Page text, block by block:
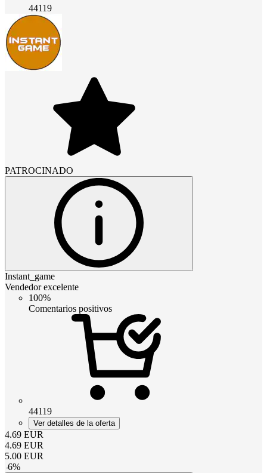
44119
PATROCINADO
Instant_game
Vendedor excelente
100%
Comentarios positivos
44119
Ver detalles de la oferta
4.69 EUR
4.69 EUR
5.00 EUR
-6%